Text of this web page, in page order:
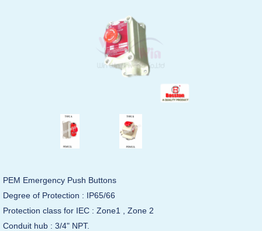
PEM Emergency Push Buttons
Degree of Protection : IP65/66
Protection class for IEC : Zone1 , Zone 2
Conduit hub : 3/4" NPT.